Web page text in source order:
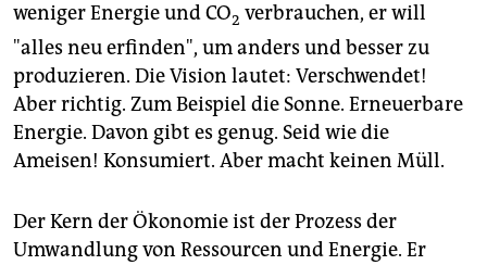
weniger Energie und CO2 verbrauchen, er will
"alles neu erfinden", um anders und besser zu
produzieren. Die Vision lautet: Verschwendet!
Aber richtig. Zum Beispiel die Sonne. Erneuerbare
Energie. Davon gibt es genug. Seid wie die
Ameisen! Konsumiert. Aber macht keinen Müll.
Der Kern der Ökonomie ist der Prozess der
Umwandlung von Ressourcen und Energie. Er